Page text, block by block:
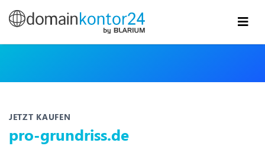
JETZT KAUFEN
pro-grundriss.de